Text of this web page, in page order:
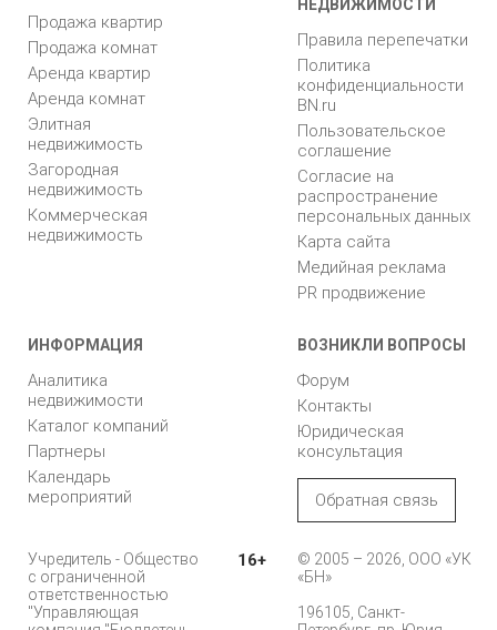
Продажа квартир
Продажа комнат
Аренда квартир
Аренда комнат
Элитная
недвижимость
Загородная
недвижимость
Коммерческая
недвижимость
НЕДВИЖИМОСТИ
Правила перепечатки
Политика
конфиденциальности
BN.ru
Пользовательское
соглашение
Согласие на
распространение
персональных данных
Карта сайта
Медийная реклама
PR продвижение
ИНФОРМАЦИЯ
Аналитика
недвижимости
Каталог компаний
Партнеры
Календарь
мероприятий
ВОЗНИКЛИ ВОПРОСЫ
Форум
Контакты
Юридическая
консультация
Обратная связь
Учредитель - Общество
с ограниченной
ответственностью
"Управляющая
16+
© 2005 – 2026, ООО «УК
«БН»
196105, Санкт-